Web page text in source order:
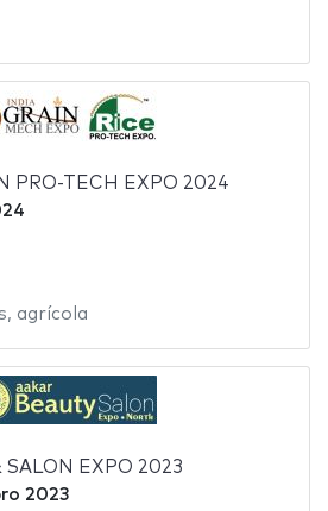
PRO-TECH EXPO 2024
, agrícola
SALON EXPO 2023
2023